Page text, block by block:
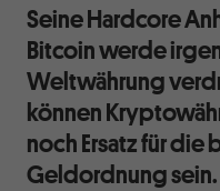
Seine Hardcore
Bitcoin werde
Weltwährung
können
noch Ersatz für
Geldordnung sein.